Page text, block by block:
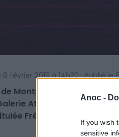
Anoc -
If you wish
sensitive
8 février 2019 à 14h20 · Publié le
Montpellier, ZEST, alias
At Down de
Fréquences.